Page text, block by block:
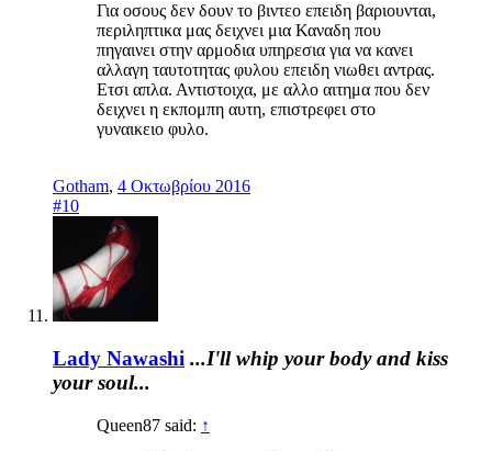
Για οσους δεν δουν το βιντεο επειδη βαριουνται,
περιληπτικα μας δειχνει μια Καναδη που
πηγαινει στην αρμοδια υπηρεσια για να κανει
αλλαγη ταυτοτητας φυλου επειδη νιωθει αντρας.
Ετσι απλα. Αντιστοιχα, με αλλο αιτημα που δεν
δειχνει η εκπομπη αυτη, επιστρεφει στο
γυναικειο φυλο.
Gotham, 4 Οκτωβρίου 2016
#10
Lady Nawashi ...I'll whip your body and kiss
your soul...
Queen87 said: ↑